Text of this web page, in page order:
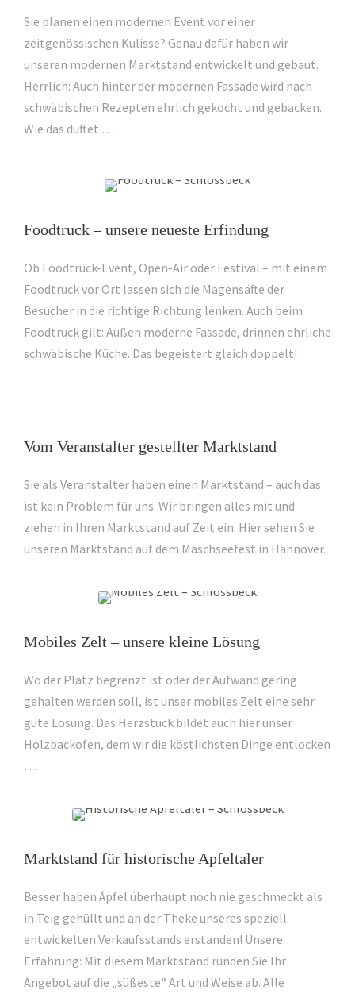
Sie planen einen modernen Event vor einer
zeitgenössischen Kulisse? Genau dafür haben wir
unseren modernen Marktstand entwickelt und gebaut.
Herrlich: Auch hinter der modernen Fassade wird nach
schwäbischen Rezepten ehrlich gekocht und gebacken.
Wie das duftet …
Foodtruck – unsere neueste Erfindung
Ob Foodtruck-Event, Open-Air oder Festival – mit einem
Foodtruck vor Ort lassen sich die Magensäfte der
Besucher in die richtige Richtung lenken. Auch beim
Foodtruck gilt: Außen moderne Fassade, drinnen ehrliche
schwäbische Küche. Das begeistert gleich doppelt!
Vom Veranstalter gestellter Marktstand
Sie als Veranstalter haben einen Marktstand – auch das
ist kein Problem für uns. Wir bringen alles mit und
ziehen in Ihren Marktstand auf Zeit ein. Hier sehen Sie
unseren Marktstand auf dem Maschseefest in Hannover.
Mobiles Zelt – unsere kleine Lösung
Wo der Platz begrenzt ist oder der Aufwand gering
gehalten werden soll, ist unser mobiles Zelt eine sehr
gute Lösung. Das Herzstück bildet auch hier unser
Holzbackofen, dem wir die köstlichsten Dinge entlocken
…
Marktstand für historische Apfeltaler
Besser haben Äpfel überhaupt noch nie geschmeckt als
in Teig gehüllt und an der Theke unseres speziell
entwickelten Verkaufsstands erstanden! Unsere
Erfahrung: Mit diesem Marktstand runden Sie Ihr
Angebot auf die „süßeste” Art und Weise ab. Alle